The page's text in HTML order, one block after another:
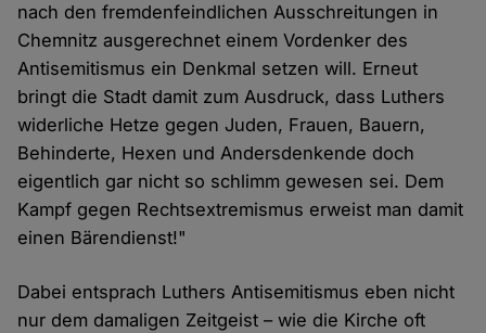
nach den fremdenfeindlichen Ausschreitungen in
Chemnitz ausgerechnet einem Vordenker des
Antisemitismus ein Denkmal setzen will. Erneut
bringt die Stadt damit zum Ausdruck, dass Luthers
widerliche Hetze gegen Juden, Frauen, Bauern,
Behinderte, Hexen und Andersdenkende doch
eigentlich gar nicht so schlimm gewesen sei. Dem
Kampf gegen Rechtsextremismus erweist man damit
einen Bärendienst!"
Dabei entsprach Luthers Antisemitismus eben nicht
nur dem damaligen Zeitgeist – wie die Kirche oft